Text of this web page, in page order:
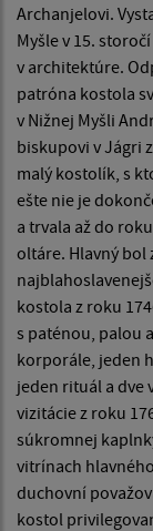
Archanjelovi.
Myšle v 15.
v architektúre.
patróna kostola
v Nižnej Myšli
biskupovi v Jágri
malý kostolík, s
ešte nie je
a trvala až do
oltáre. Hlavný bol
kostola z roku
s paténou, palou
korporále, jeden
jeden rituál a dve
vizitácie z roku
súkromnej
vitrínach
duchovní
kostol